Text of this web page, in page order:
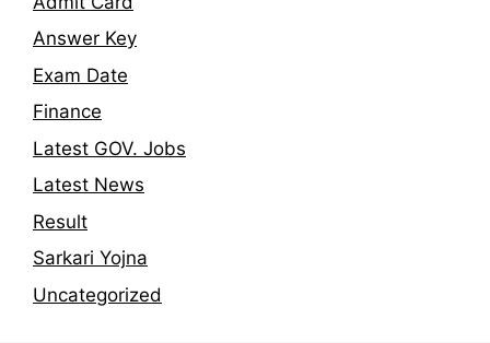
Answer Key
Exam Date
Finance
Latest GOV. Jobs
Latest News
Result
Sarkari Yojna
Uncategorized